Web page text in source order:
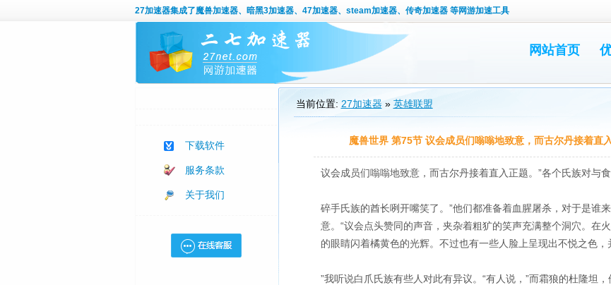
27加速器集成了魔兽加速器、暗黑3加速器、47加速器、steam加速器、传奇加速器 等网游加速工具
网站首页
下载软件
服务条款
关于我们
当前位置: 27加速器» 英雄联盟
魔兽世界 第75节 议会成员们嗡嗡地致意，而古尔丹接着直
议会成员们嗡嗡地致意，而古尔丹接着直入正题。”各个氏族对与
碎手氏族的酋长咧开嘴笑了。”他们都准备着血腥屠杀，对于是谁
意。“议会点头赞同的声音，夹杂着粗犷的笑声充满整个洞穴。在
的眼睛闪着橘黄色的光辉。不过也有一些人脸上呈现出不悦之色，
”我听说白爪氏族有些人对此有异议。“有人说，”而霜狼的杜隆坦